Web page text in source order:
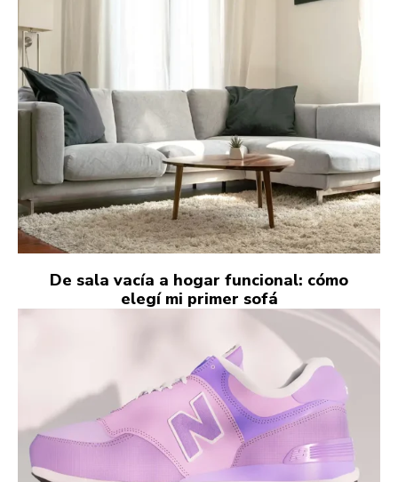
De sala vacía a hogar funcional: cómo
elegí mi primer sofá